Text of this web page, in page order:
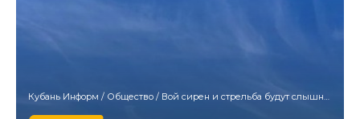
Кубань Информ / Общество / Вой сирен и стрельба будут слышны в пригороде Анапы с понедельника по пятницу